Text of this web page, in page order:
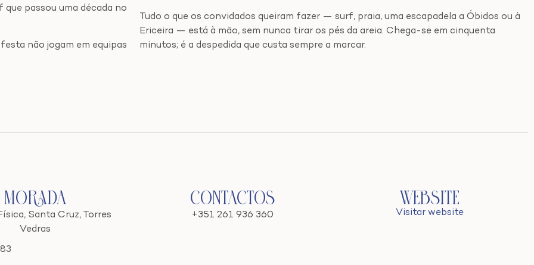
passou uma década no
não jogam em equipas
Tudo o que os convidados queiram fazer — surf, praia, uma escapadela a Óbidos ou à
Ericeira — está à mão, sem nunca tirar os pés da areia. Chega-se em cinquenta
minutos; é a despedida que custa sempre a marcar.
Morada
Santa Cruz, Torres
Vedras
Contactos
+351 261 936 360
Website
Visitar website